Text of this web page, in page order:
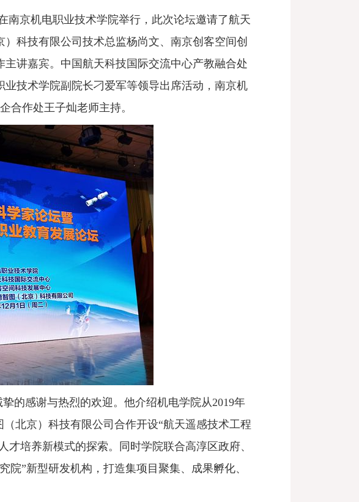
南京机电职业技术学院举行，此次论坛邀请了航天
科技有限公司技术总监杨尚文、南京创客空间创
讲嘉宾。中国航天科技国际交流中心产教融合处
技术学院副院长刁爱军等领导出席活动，南京机
合作处王子灿老师主持。
的感谢与热烈的欢迎。他介绍机电学院从2019年
北京）科技有限公司合作开设“航天遥感技术工程
培养新模式的探索。同时学院联合高淳区政府、
”新型研发机构，打造集项目聚集、成果孵化、